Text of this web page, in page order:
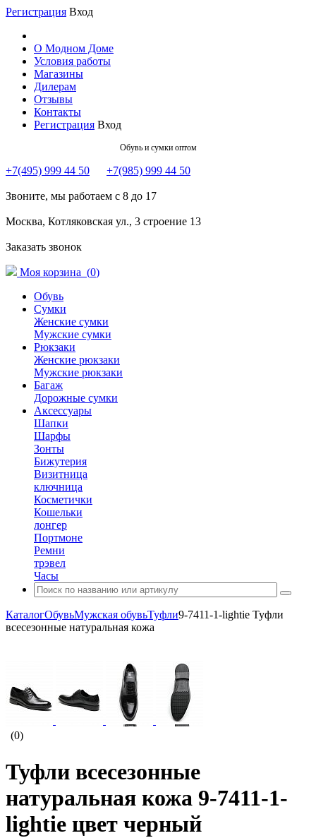
Регистрация Вход
О Модном Доме
Условия работы
Магазины
Дилерам
Отзывы
Контакты
Регистрация Вход
Обувь и сумки оптом
+7(495) 999 44 50 +7(985) 999 44 50
Звоните, мы работаем с 8 до 17
Москва, Котляковская ул., 3 строение 13
Заказать звонок
Моя корзина (0)
Обувь
Сумки
Женские сумки
Мужские сумки
Рюкзаки
Женские рюкзаки
Мужские рюкзаки
Багаж
Дорожные сумки
Аксессуары
Шапки
Шарфы
Зонты
Бижутерия
Визитница
ключница
Косметички
Кошельки
лонгер
Портмоне
Ремни
трэвел
Часы
КаталогОбувьМужская обувьТуфли9-7411-1-lightie Туфли
всесезонные натуральная кожа
(0)
Туфли всесезонные
натуральная кожа 9-7411-1-
lightie цвет черный